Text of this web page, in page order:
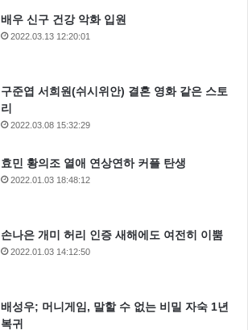
배우 신구 건강 악화 입원
2022.03.13 12:20:01
구준엽 서희원(쉬시위안) 결혼 영화 같은 스토
리
2022.03.08 15:32:29
효민 황의조 열애 연상연하 커플 탄생
2022.01.03 18:48:12
손나은 개미 허리 인증 새해에도 여전히 이뿜
2022.01.03 14:12:50
배성우; 머니게임, 말할 수 없는 비밀 자숙 1년
복귀